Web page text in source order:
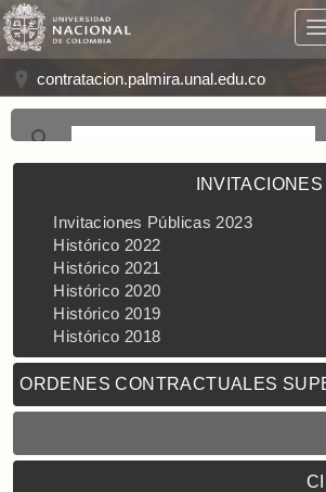
contratacion.palmira.unal.edu.co
Invitaciones Públicas 2023
Histórico 2022
Histórico 2021
Histórico 2020
Histórico 2019
Histórico 2018
ORDENES CONTRACTUALES